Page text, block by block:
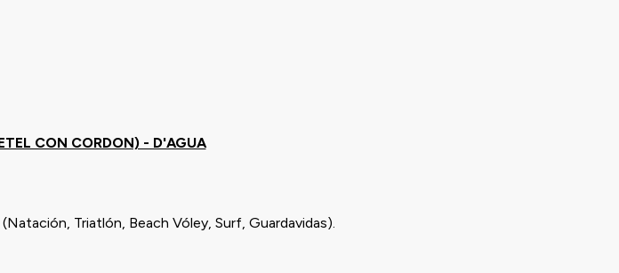
CON CORDON) - D'AGUA
Triatlón, Beach Vóley, Surf, Guardavidas).